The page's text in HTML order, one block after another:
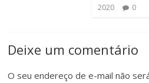
2020
0
Deixe um comentário
O seu endereço de e-mail não